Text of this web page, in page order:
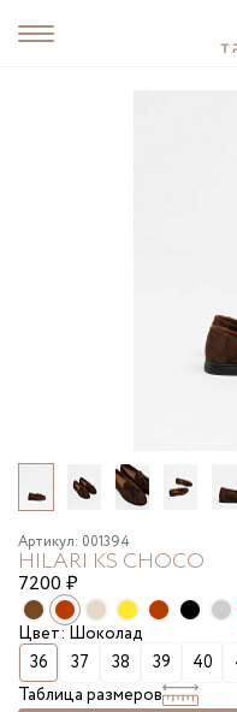
Артикул: 001394
HILARI KS CHOCO
7200 ₽
Цвет: Шоколад
36
37 38 39 40
Таблица размеров